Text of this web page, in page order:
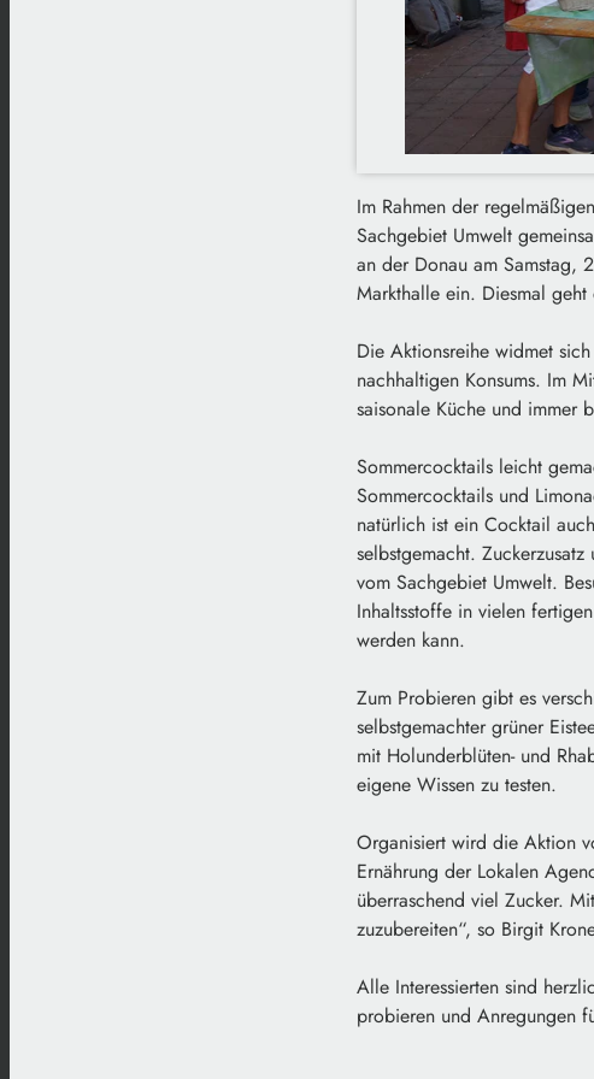
Im Rahmen der
Sachgebiet Umwelt
an der Donau am Samstag,
Markthalle ein. Diesmal
Die Aktionsreihe widmet
nachhaltigen Konsums. Im
saisonale Küche und immer
Sommercocktails leicht
Sommercocktails und
natürlich ist ein Cocktail
selbstgemacht.
vom Sachgebiet Umwelt.
Inhaltsstoffe in vielen
werden kann.
Zum Probieren gibt es
selbstgemachter grüner
mit Holunderblüten- und
eigene Wissen zu testen.
Organisiert wird die Aktion
Ernährung der Lokalen
überraschend viel Zucker.
zuzubereiten“, so Birgit
Alle Interessierten sind
probieren und Anregungen